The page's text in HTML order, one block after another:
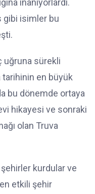
gibi isimler bu
uğruna sürekli
tarihinin en büyük
bu dönemde ortaya
hikayesi ve sonraki
olan Truva
kurdular ve
etkili şehir